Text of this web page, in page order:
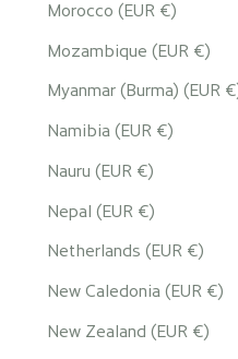
Morocco (EUR €)
Mozambique (EUR €)
Myanmar (Burma) (EUR
Namibia (EUR €)
Nauru (EUR €)
Nepal (EUR €)
Netherlands (EUR €)
New Caledonia (EUR €)
New Zealand (EUR €)